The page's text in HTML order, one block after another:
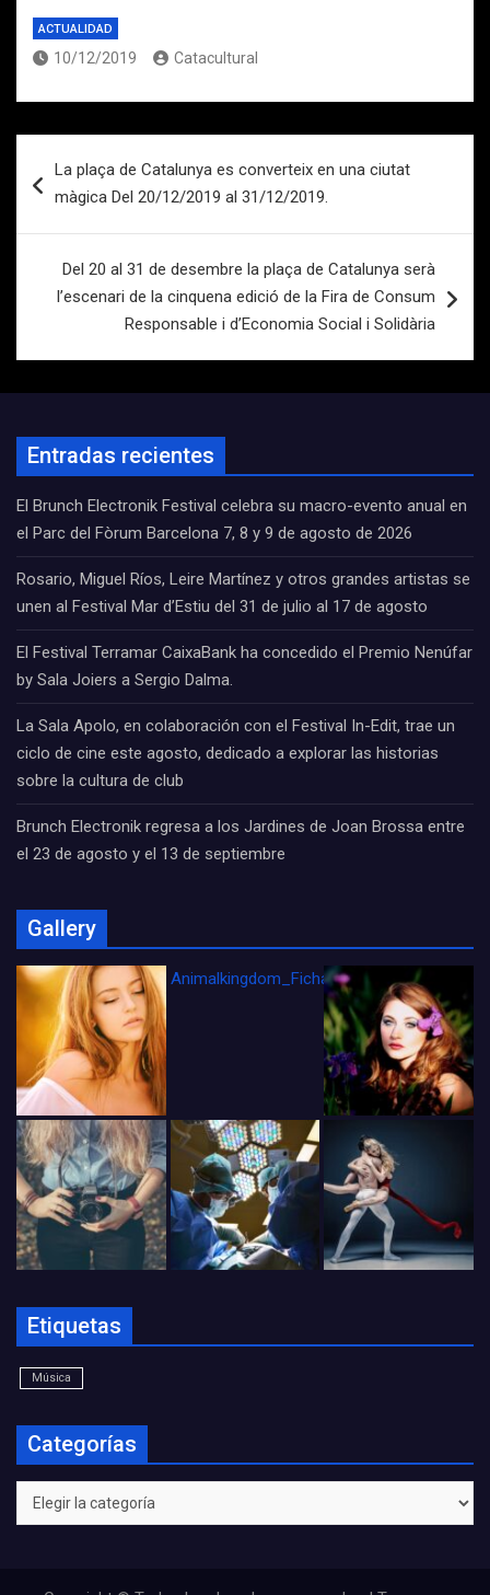
ACTUALIDAD
10/12/2019 Catacultural
de
La plaça de Catalunya es converteix en una ciutat
màgica Del 20/12/2019 al 31/12/2019.
Del 20 al 31 de desembre la plaça de Catalunya serà
l’escenari de la cinquena edició de la Fira de Consum
Responsable i d’Economia Social i Solidària
Entradas recientes
El Brunch Electronik Festival celebra su macro-evento anual en
el Parc del Fòrum Barcelona 7, 8 y 9 de agosto de 2026
Rosario, Miguel Ríos, Leire Martínez y otros grandes artistas se
unen al Festival Mar d’Estiu del 31 de julio al 17 de agosto
El Festival Terramar CaixaBank ha concedido el Premio Nenúfar
by Sala Joiers a Sergio Dalma.
La Sala Apolo, en colaboración con el Festival In-Edit, trae un
ciclo de cine este agosto, dedicado a explorar las historias
sobre la cultura de club
Brunch Electronik regresa a los Jardines de Joan Brossa entre
el 23 de agosto y el 13 de septiembre
Gallery
Animalkingdom_FichaCine
Etiquetas
Música
Categorías
Categorías